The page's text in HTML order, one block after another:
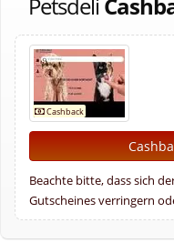
Beachte bitte, dass sich
Gutscheines verringern